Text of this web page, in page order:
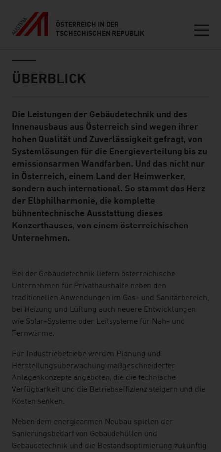
ÖSTERREICH IN DER
TSCHECHISCHEN REPUBLIK
ÜBERBLICK
Standard Content Module
Die Leistungen der Gebäudetechnik und des
Innenausbaus aus Österreich sind wegen ihrer
hohen Qualität und Zuverlässigkeit gefragt, von
Systemlösungen für die Energieverteilung bis zu
emissionsarmen Wandfarben. Und das nicht nur
in Österreich, einem Land der Heimwerker,
sondern auch international. So stammt das Herz
der Elbphilharmonie, die komplette
bühnentechnische Ausstattung dieses
Konzerthauses, von einem österreichischen
Unternehmen.
listen
Bei der Gebäudetechnik liefern österreichische
Unternehmen für Privathaushalte neben den
traditionellen Anwendungen im Gas- und Sanitärbereich,
bei Heizung und Lüftung auch neuere Entwicklungen
wie Solar-Systeme oder Leitsysteme für Nah- und
Fernwärme.
Für Industriebetriebe werden Planung und
Herstellungsüberwachung maßgeschneiderter
Anlagenkonzepte angeboten, die die technische
Verfügbarkeit und die Betriebseffizienz steigern und die
Kosten senken.
Neben dem energiearmen Neubau spielen der
Sanierungsbedarf von Gebäudehüllen und
Gebäudetechnik und die Bestandsoptimierung zukünftig